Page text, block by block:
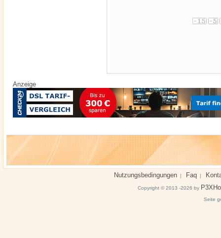
Anzeige
Nutzungsbedingungen | Faq |
Copyright © 2013 -2026 by
Seite